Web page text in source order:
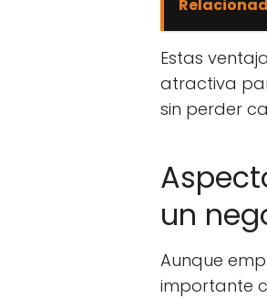
Estas
atractiva
sin perder
un
Aunque
importante